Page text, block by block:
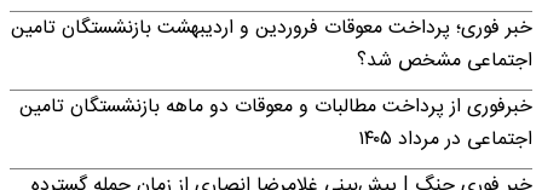
خبر فوری؛ پرداخت معوقات فروردین و اردیبهشت بازنشستگان تامین
اجتماعی مشخص شد؟
خبرفوری از پرداخت مطالبات و معوقات دو ماهه بازنشستگان تامین
اجتماعی در مرداد ۱۴۰۵